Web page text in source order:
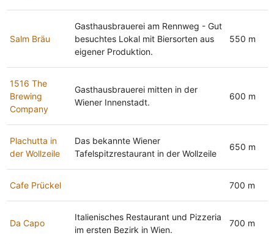
Salm Bräu
Gasthausbrauerei am Rennweg - Gut
besuchtes Lokal mit Biersorten aus
eigener Produktion.
550 m
1516 The
Brewing
Company
Gasthausbrauerei mitten in der
Wiener Innenstadt.
600 m
Plachutta in
der Wollzeile
Das bekannte Wiener
Tafelspitzrestaurant in der Wollzeile
650 m
Cafe Prückel 700 m
Da Capo
Italienisches Restaurant und Pizzeria
im ersten Bezirk in Wien.
700 m